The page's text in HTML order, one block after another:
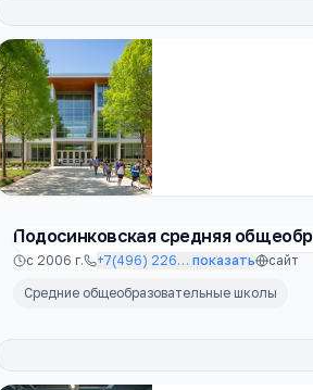
Подосинковская средняя
с 2006 г. +7(496) 226… показать
сайт
Средние общеобразовательные школы